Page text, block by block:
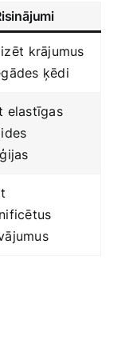
⁤krājumus
ķēdi
elastīgas